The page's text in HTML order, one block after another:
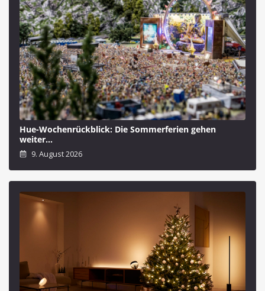
Hue-Wochenrückblick: Die Sommerferien gehen
weiter…
9. August 2026